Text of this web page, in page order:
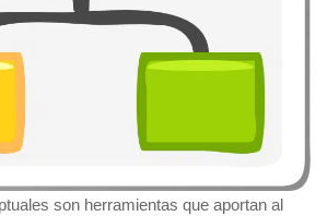
son herramientas que aportan al